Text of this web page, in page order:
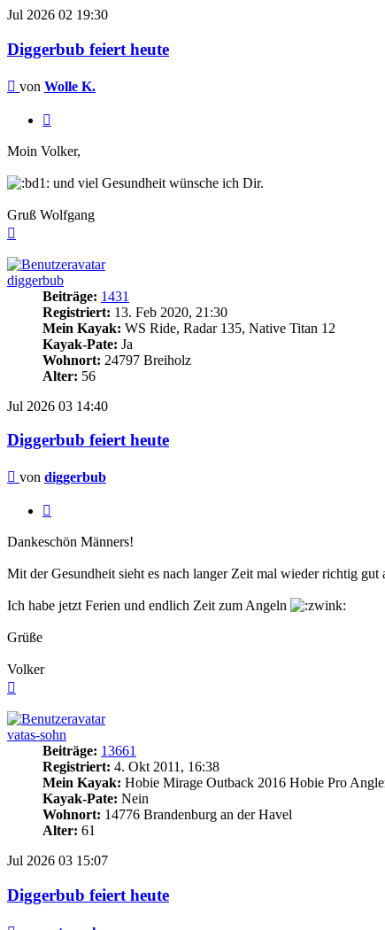
Jul 2026 02 19:30
Diggerbub feiert heute
Beitrag
von Wolle K.
Moin Volker,
und viel Gesundheit wünsche ich Dir.
Gruß Wolfgang
diggerbub
Beiträge: 1431
Registriert: 13. Feb 2020, 21:30
Mein Kayak: WS Ride, Radar 135, Native Titan 12
Kayak-Pate: Ja
Wohnort: 24797 Breiholz
Alter: 56
Jul 2026 03 14:40
Diggerbub feiert heute
Beitrag
von diggerbub
Dankeschön Männers!
Mit der Gesundheit sieht es nach langer Zeit mal wieder richtig gut
Ich habe jetzt Ferien und endlich Zeit zum Angeln
Grüße
Volker
vatas-sohn
Beiträge: 13661
Registriert: 4. Okt 2011, 16:38
Mein Kayak: Hobie Mirage Outback 2016 Hobie Pro
Kayak-Pate: Nein
Wohnort: 14776 Brandenburg an der Havel
Alter: 61
Jul 2026 03 15:07
Diggerbub feiert heute